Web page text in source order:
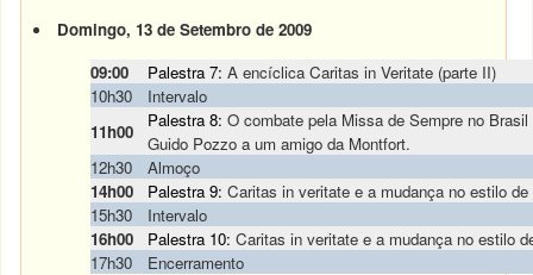
Domingo, 13 de Setembro de 2009
09:00
Palestra 7:A encíclica Caritas in Veritate (parte II)
10h30
Intervalo
11h00
Palestra 8:O combate pela Missa de Sempre no
Guido Pozzo a um amigo da Montfort.
12h30
Almoço
14h00
Palestra 9:Caritas in veritate e a mudança no estilo
15h30
Intervalo
16h00
Palestra 10: Caritas in veritate e a mudança no estilo
17h30
Encerramento